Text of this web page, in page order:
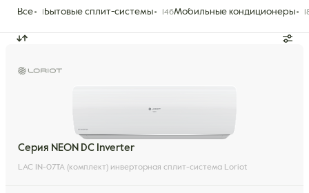
Все Бытовые сплит-системы 146Мобильные кондиционеры
Серия NEON DC Inverter
LAC IN-07TA (комплект) инверторная сплит-система Loriot